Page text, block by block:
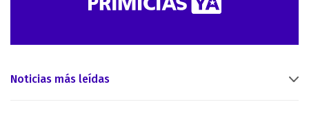
Noticias más leídas